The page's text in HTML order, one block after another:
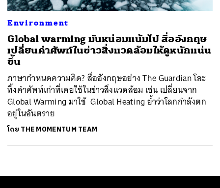
Environment
Global warming มันหน่อมแน้มไป สื่ออังกฤษ
เปลี่ยนคำศัพท์ในข่าวสิ่งแวดล้อมให้ดูหนักแน่น
ขึ้น
ภาษากำหนดความคิด? สื่ออังกฤษอย่าง The Guardian โละ
ทิ้งคำศัพท์เก่าที่เคยใช้ในข่าวสิ่งแวดล้อม เช่น เปลี่ยนจาก
Global Warming มาใช้ Global Heating ย้ำว่าโลกกำลังตก
อยู่ในอันตราย
โดย THE MOMENTUM TEAM
SHARE TWEET LINE EMAIL